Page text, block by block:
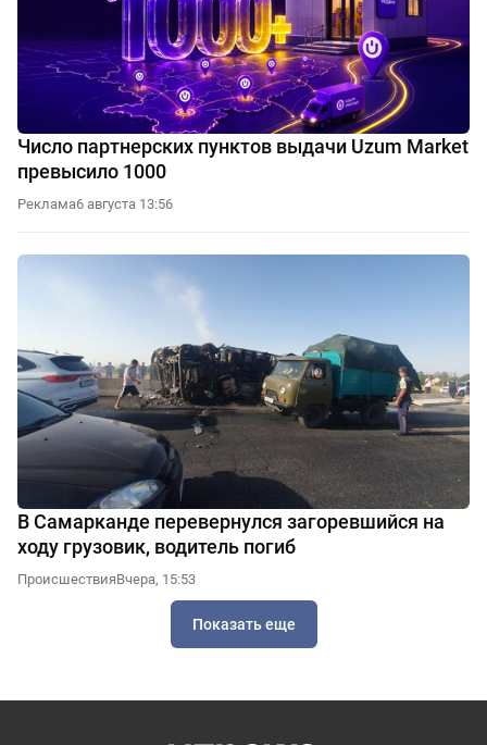
Число партнерских пунктов выдачи Uzum Market
превысило 1000
Реклама6 августа 13:56
В Самарканде перевернулся загоревшийся на
ходу грузовик, водитель погиб
ПроисшествияВчера, 15:53
Показать еще